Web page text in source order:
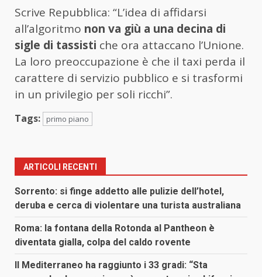
Scrive Repubblica: “L’idea di affidarsi
all’algoritmo non va giù a una decina di
sigle di tassisti che ora attaccano l’Unione.
La loro preoccupazione è che il taxi perda il
carattere di servizio pubblico e si trasformi
in un privilegio per soli ricchi”.
Tags: primo piano
ARTICOLI RECENTI
Sorrento: si finge addetto alle pulizie dell’hotel,
deruba e cerca di violentare una turista australiana
Roma: la fontana della Rotonda al Pantheon è
diventata gialla, colpa del caldo rovente
Il Mediterraneo ha raggiunto i 33 gradi: “Sta